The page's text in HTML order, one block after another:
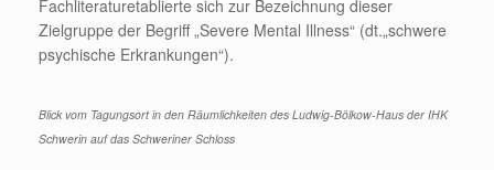
Fachliteraturetablierte sich zur Bezeichnung dieser
Zielgruppe der Begriff „Severe Mental Illness“ (dt.„schwere
psychische Erkrankungen“).
Blick vom Tagungsort in den Räumlichkeiten des Ludwig-Bölkow-Haus der IHK
Schwerin auf das Schweriner Schloss